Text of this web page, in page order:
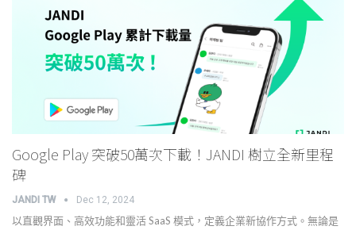
Google Play 突破50萬次下載！JANDI 樹立全新里程
碑
JANDI TW Dec 12, 2024
以直觀界面、高效功能和靈活 SaaS 模式，定義企業新協作方式。無論是